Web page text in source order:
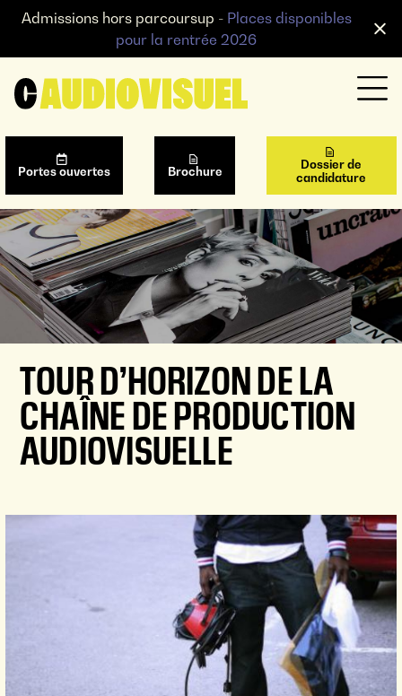
TOUR D’HORIZON DE LA
CHAÎNE DE PRODUCTION
AUDIOVISUELLE
Admissions hors parcoursup - Places disponibles
pour la rentrée 2026
Portes ouvertes Brochure
Dossier de
candidature